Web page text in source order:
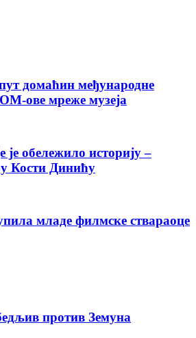
домаћин међународне
ове мреже музеја
је обележило историју –
Кости Динићу
младе филмске ствараоце
против Земуна